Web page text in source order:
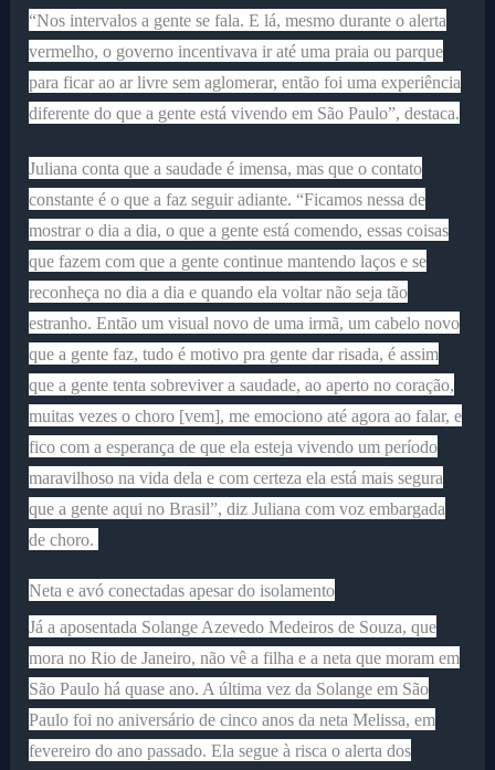
“Nos intervalos a gente se fala. E lá, mesmo durante o alerta
vermelho, o governo incentivava ir até uma praia ou parque
para ficar ao ar livre sem aglomerar, então foi uma experiência
diferente do que a gente está vivendo em São Paulo”, destaca.
Juliana conta que a saudade é imensa, mas que o contato
constante é o que a faz seguir adiante. “Ficamos nessa de
mostrar o dia a dia, o que a gente está comendo, essas coisas
que fazem com que a gente continue mantendo laços e se
reconheça no dia a dia e quando ela voltar não seja tão
estranho. Então um visual novo de uma irmã, um cabelo novo
que a gente faz, tudo é motivo pra gente dar risada, é assim
que a gente tenta sobreviver a saudade, ao aperto no coração,
muitas vezes o choro [vem], me emociono até agora ao falar, e
fico com a esperança de que ela esteja vivendo um período
maravilhoso na vida dela e com certeza ela está mais segura
que a gente aqui no Brasil”, diz Juliana com voz embargada
de choro.
Neta e avó conectadas apesar do isolamento
Já a aposentada Solange Azevedo Medeiros de Souza, que
mora no Rio de Janeiro, não vê a filha e a neta que moram em
São Paulo há quase ano. A última vez da Solange em São
Paulo foi no aniversário de cinco anos da neta Melissa, em
fevereiro do ano passado. Ela segue à risca o alerta dos